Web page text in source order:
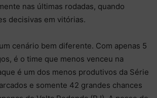
nas últimas rodadas, quando
decisivas em vitórias.
cenário bem diferente. Com apenas 5
é o time que menos venceu na
é um dos menos produtivos da Série
e somente 42 grandes chances